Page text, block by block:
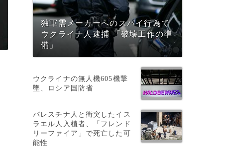
独軍需メーカーへのスパイ行為で
ウクライナ人逮捕 「破壊工作の準
備」
ウクライナの無人機605機撃
墜、ロシア国防省
パレスチナ人と衝突したイス
ラエル人入植者、「フレンド
リーファイア」で死亡した可
能性